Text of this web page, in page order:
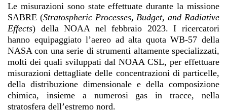
Le misurazioni sono state effettuate durante la missione
SABRE (Stratospheric Processes, Budget, and Radiative
Effects) della NOAA nel febbraio 2023. I ricercatori
hanno equipaggiato l’aereo ad alta quota WB-57 della
NASA con una serie di strumenti altamente specializzati,
molti dei quali sviluppati dal NOAA CSL, per effettuare
misurazioni dettagliate delle concentrazioni di particelle,
della distribuzione dimensionale e della composizione
chimica, insieme a numerosi gas in tracce, nella
stratosfera dell’estremo nord.